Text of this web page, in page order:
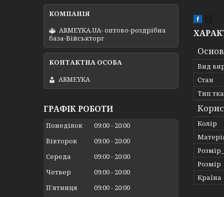
Вид
Стан
Тип
Колір
Розмір
Країна
ARMEYKA.UA- оптово-роздрібна
база-Військторг
ARMEYKA
ГРАФІК РОБОТИ
Понеділок 09:00
20:00
Вівторок
09:00
20:00
Середа
09:00
20:00
Четвер
09:00
20:00
Пʼятниця
09:00
20:00